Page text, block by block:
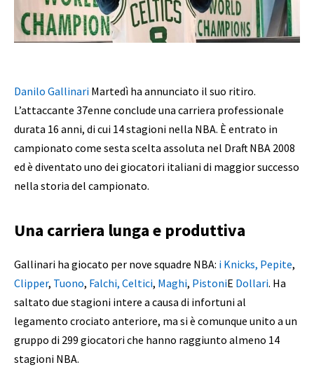
Danilo Gallinari Martedì ha annunciato il suo ritiro.
L’attaccante 37enne conclude una carriera professionale
durata 16 anni, di cui 14 stagioni nella NBA. È entrato in
campionato come sesta scelta assoluta nel Draft NBA 2008
ed è diventato uno dei giocatori italiani di maggior successo
nella storia del campionato.
Una carriera lunga e produttiva
Gallinari ha giocato per nove squadre NBA: i Knicks, Pepite,
Clipper, Tuono, Falchi, Celtici, Maghi, PistoniE Dollari. Ha
saltato due stagioni intere a causa di infortuni al
legamento crociato anteriore, ma si è comunque unito a un
gruppo di 299 giocatori che hanno raggiunto almeno 14
stagioni NBA.